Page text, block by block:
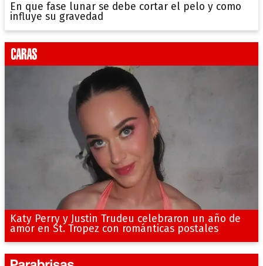
En que fase lunar se debe cortar el pelo y como
influye su gravedad
Katy Perry y Justin Trudeu celebraron un año de
amor en St. Tropez con románticas postales